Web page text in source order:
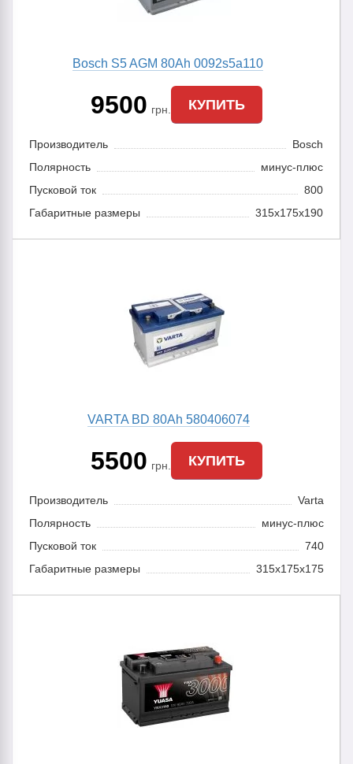
Bosch S5 AGM 80Ah 0092s5a110
9500 грн. КУПИТЬ
Производитель
Bosch
Полярность
минус-плюс
Пусковой ток
800
Габаритные размеры
315x175x190
VARTA BD 80Ah 580406074
5500 грн. КУПИТЬ
Производитель
Varta
Полярность
минус-плюс
Пусковой ток
740
Габаритные размеры
315x175x175